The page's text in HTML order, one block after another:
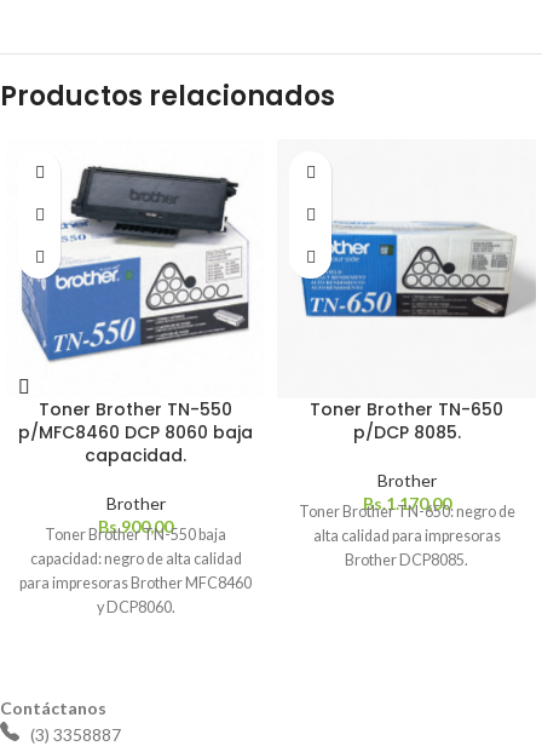
Productos relacionados
Toner Brother TN-550
p/MFC8460 DCP 8060 baja
capacidad.
Brother
Bs.900,00
Toner Brother TN-550 baja
capacidad: negro de alta calidad
para impresoras Brother MFC8460
y DCP8060.
Toner Brother TN-650
p/DCP 8085.
Brother
Bs.1.170,00
Toner Brother TN-650: negro de
alta calidad para impresoras
Brother DCP8085.
Contáctanos
(3) 3358887